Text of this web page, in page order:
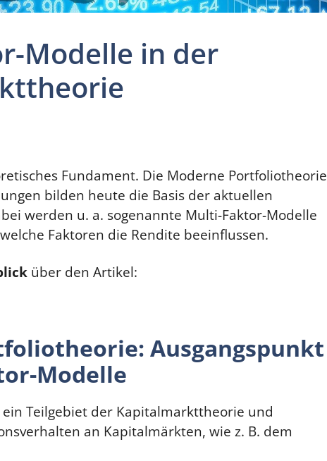
Modelle in der
Fundament. Die Moderne Portfoliotheorie
bilden heute die Basis der aktuellen
werden u. a. sogenannte Multi-Faktor-Modelle
Faktoren die Rendite beeinflussen.
über den Artikel:
Ausgangspunkt
Modelle
ein Teilgebiet der Kapitalmarkttheorie und
an Kapitalmärkten, wie z. B. dem